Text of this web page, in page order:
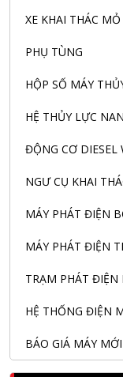
XE KHAI THÁC MỎ
PHỤ TÙNG
HỘP SỐ MÁY
HỆ THỦY LỰC
ĐỘNG CƠ DIESEL
NGƯ CỤ KHAI
MÁY PHÁT ĐIỆN
MÁY PHÁT ĐIỆN
TRẠM PHÁT ĐIỆN
HỆ THỐNG ĐIỆN
BÁO GIÁ MÁY MỚI